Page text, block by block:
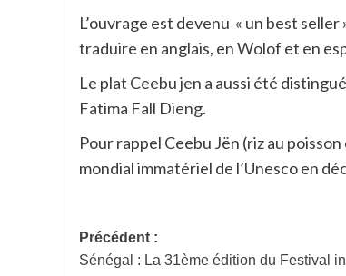
L’ouvrage est devenu « un best
traduire en anglais, en Wolof et en
Le plat Ceebu jen a aussi été
Fatima Fall Dieng.
Pour rappel Ceebu Jën (riz au
mondial immatériel de l’Unesco en
Navigation
Précédent :
Sénégal : La 31ème édition du Festival